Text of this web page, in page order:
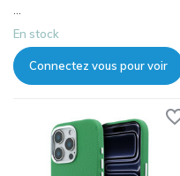
...
En stock
Connectez vous pour voir